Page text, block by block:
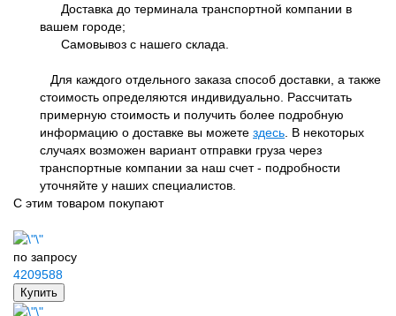
Доставка до терминала транспортной компании в
вашем городе;
Самовывоз с нашего склада.
Для каждого отдельного заказа способ доставки, а также
стоимость определяются индивидуально. Рассчитать
примерную стоимость и получить более подробную
информацию о доставке вы можете здесь . В некоторых
случаях возможен вариант отправки груза через
транспортные компании за наш счет - подробности
уточняйте у наших специалистов.
С этим товаром покупают
по запросу
4209588
Купить